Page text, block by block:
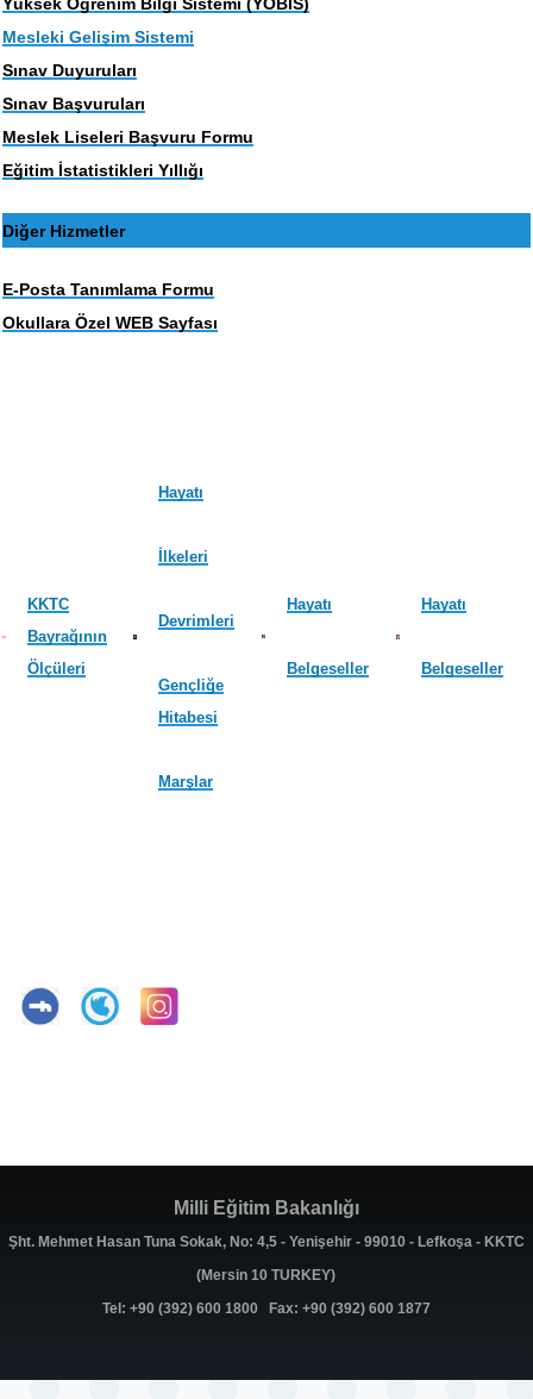
Yüksek Öğrenim Bilgi Sistemi (YOBİS)
Mesleki Gelişim Sistemi
Sınav Duyuruları
Sınav Başvuruları
Meslek Liseleri Başvuru Formu
Eğitim İstatistikleri Yıllığı
Diğer Hizmetler
E-Posta Tanımlama Formu
Okullara Özel WEB Sayfası
KKTC
Bayrağının
Ölçüleri
Hayatı
İlkeleri
Devrimleri
Gençliğe
Hitabesi
Marşlar
Hayatı
Belgeseller
Hayatı
Belgeseller
Milli Eğitim Bakanlığı
Şht. Mehmet Hasan Tuna Sokak, No: 4,5 - Yenişehir - 99010 - Lefkoşa - KKTC
(Mersin 10 TURKEY)
Tel: +90 (392) 600 1800 Fax: +90 (392) 600 1877